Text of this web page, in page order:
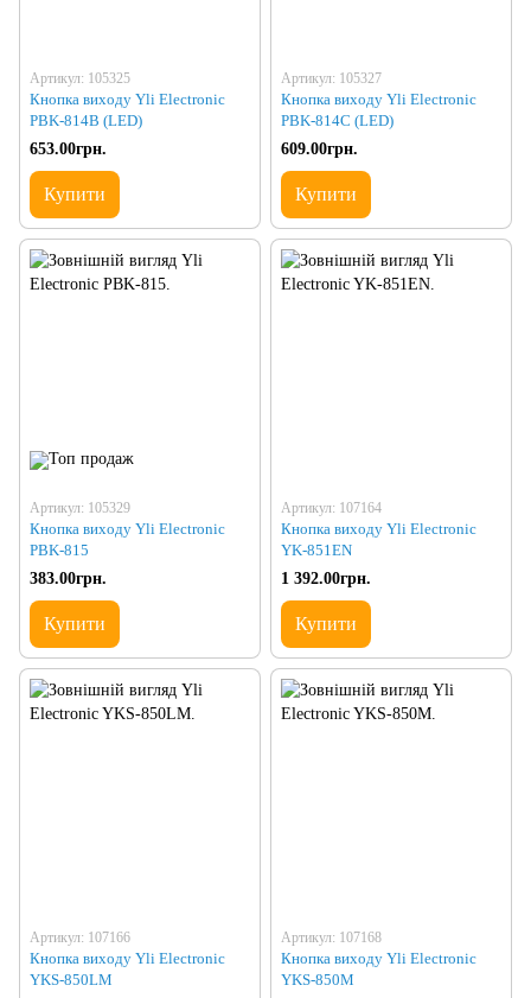
Артикул: 105325
Кнопка виходу Yli Electronic
PBK-814B (LED)
653.00грн.
Купити
Артикул: 105327
Кнопка виходу Yli Electronic
PBK-814C (LED)
609.00грн.
Купити
Артикул: 105329
Кнопка виходу Yli Electronic
PBK-815
383.00грн.
Купити
Артикул: 107164
Кнопка виходу Yli Electronic
YK-851EN
1 392.00грн.
Купити
Артикул: 107166
Кнопка виходу Yli Electronic
YKS-850LM
Артикул: 107168
Кнопка виходу Yli Electronic
YKS-850M